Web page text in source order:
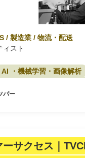
/ 製造業 / 物流・配送
ィスト
AI ・機械学習・画像解析
パー
ーサクセス｜